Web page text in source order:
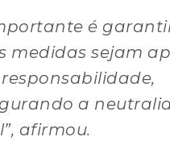
é
medidas sejam
a
afirmou.